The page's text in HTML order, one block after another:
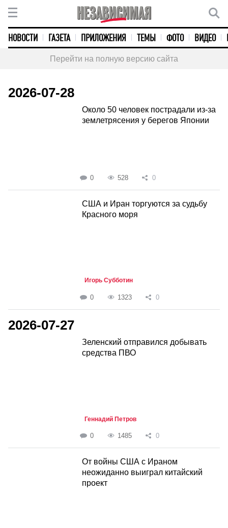
НОВОСТИ ГАЗЕТА ПРИЛОЖЕНИЯ ТЕМЫ ФОТО ВИДЕО
Перейти на полную версию сайта
2026-07-28
Около 50 человек пострадали из-за
землетрясения у берегов Японии
0 528 0
США и Иран торгуются за судьбу
Красного моря
Игорь Субботин
0 1323 0
2026-07-27
Зеленский отправился добывать
средства ПВО
Геннадий Петров
0 1485 0
От войны США с Ираном
неожиданно выиграл китайский
проект